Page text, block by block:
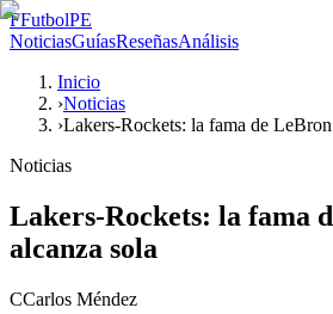
FFutbolPE
NoticiasGuíasReseñasAnálisis
Inicio
›Noticias
›Lakers-Rockets: la fama de
Noticias
Lakers-Rockets: la fama
alcanza sola
CCarlos Méndez